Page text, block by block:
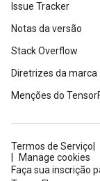
Issue Tracker
Notas da versão
Stack Overflow
Diretrizes da marca
Menções do
Termos de Serviço
Manage cookies
Faça sua inscrição